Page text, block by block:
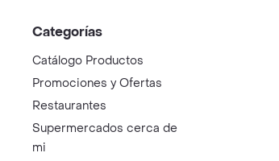
Categorías
Catálogo Productos
Promociones y Ofertas
Restaurantes
Supermercados cerca de
mi